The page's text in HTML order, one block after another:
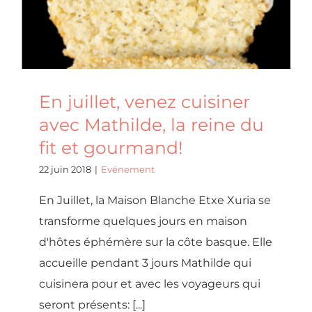
Evénement
En juillet, venez cuisiner
avec Mathilde, la reine du
fit et gourmand!
22 juin 2018 | Evénement
En Juillet, la Maison Blanche Etxe Xuria se
transforme quelques jours en maison
d'hôtes éphémère sur la côte basque. Elle
accueille pendant 3 jours Mathilde qui
cuisinera pour et avec les voyageurs qui
seront présents: [...]